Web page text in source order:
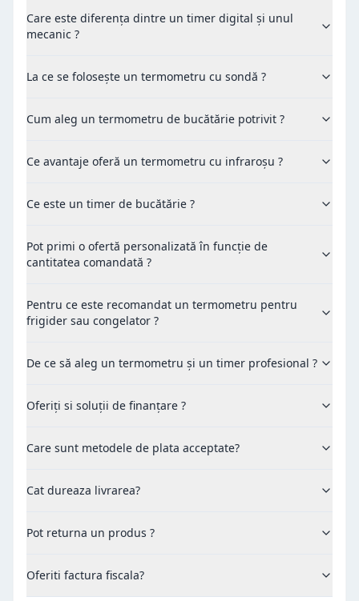
Care este diferența dintre un timer digital și unul
mecanic ?
La ce se folosește un termometru cu sondă ?
Cum aleg un termometru de bucătărie potrivit ?
Ce avantaje oferă un termometru cu infraroșu ?
Ce este un timer de bucătărie ?
Pot primi o ofertă personalizată în funcție de
cantitatea comandată ?
Pentru ce este recomandat un termometru pentru
frigider sau congelator ?
De ce să aleg un termometru și un timer profesional ?
Oferiți si soluții de finanțare ?
Care sunt metodele de plata acceptate?
Cat dureaza livrarea?
Pot returna un produs ?
Oferiti factura fiscala?